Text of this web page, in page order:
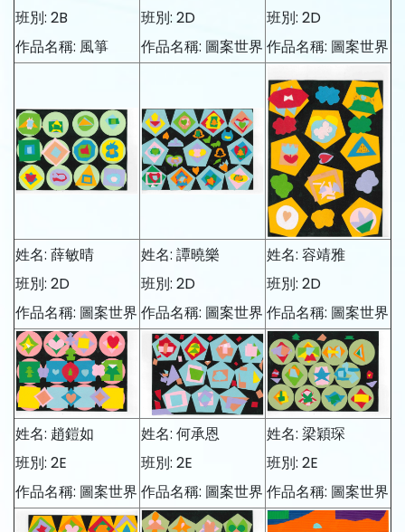
班別: 2B
作品名稱: 風箏
班別: 2D
作品名稱: 圖案世界
班別: 2D
作品名稱: 圖案世界
姓名: 薛敏晴
班別: 2D
作品名稱: 圖案世界
姓名: 譚曉樂
班別: 2D
作品名稱: 圖案世界
姓名: 容靖雅
班別: 2D
作品名稱: 圖案世界
姓名: 趙鎧如
班別: 2E
作品名稱: 圖案世界
姓名: 何承恩
班別: 2E
作品名稱: 圖案世界
姓名: 梁穎琛
班別: 2E
作品名稱: 圖案世界